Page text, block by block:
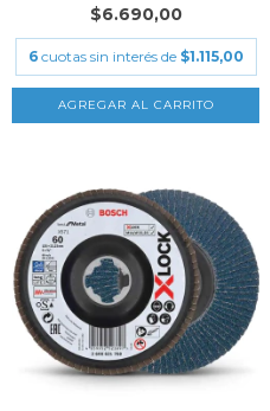
$6.690,00
6 cuotas sin interés de $1.115,00